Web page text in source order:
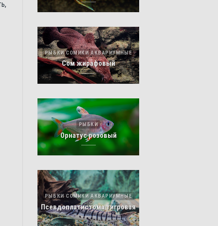
РЫБКИ СОМИКИ АКВАРИУМНЫЕ
Сом жирафовый
РЫБКИ
Орнатус розовый
РЫБКИ СОМИКИ АКВАРИУМНЫЕ
Псевдоплатистома тигровая